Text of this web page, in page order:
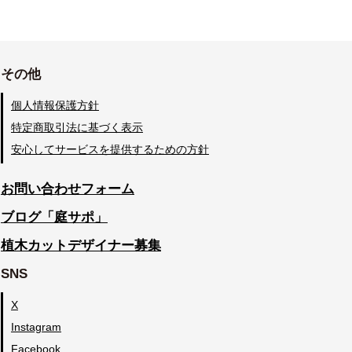
その他
個人情報保護方針
特定商取引法に基づく表示
安心してサービスを提供するための方針
お問い合わせフォーム
ブログ「庭サポ」
植木カットデザイナー募集
SNS
X
Instagram
Facebook